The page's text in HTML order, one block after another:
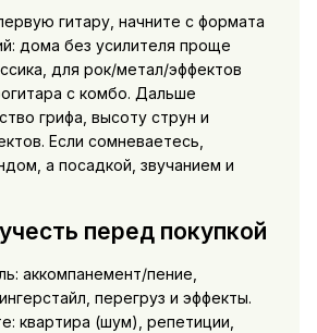
гитару, начните с формата
дома без усилителя проще
для рок/метал/эффектов
с комбо. Дальше
грифа, высоту струн и
Если сомневаетесь,
а посадкой, звучанием и
перед покупкой
аккомпанемент/пение,
перегруз и эффекты.
квартира (шум), репетиции,